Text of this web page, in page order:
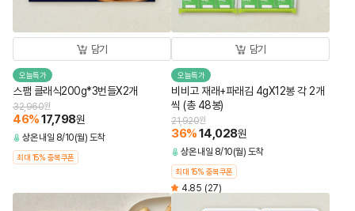
담기
오늘특가
스팸 클래식200g*3번들X2개
32,960원
46%17,798원
상온 내일 8/10(월) 도착
최대 15% 중복쿠폰
담기
오늘특가
비비고 재래+파래김 4gX12봉 각 2개
씩 (총 48봉)
21,920원
36%14,028원
상온 내일 8/10(월) 도착
최대 15% 중복쿠폰
4.85 (27)